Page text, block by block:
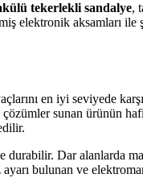
tekerlekli sandalye,
elektronik aksamları
en iyi seviyede
sunan ürünün
Dar alanlarda
bulunan ve